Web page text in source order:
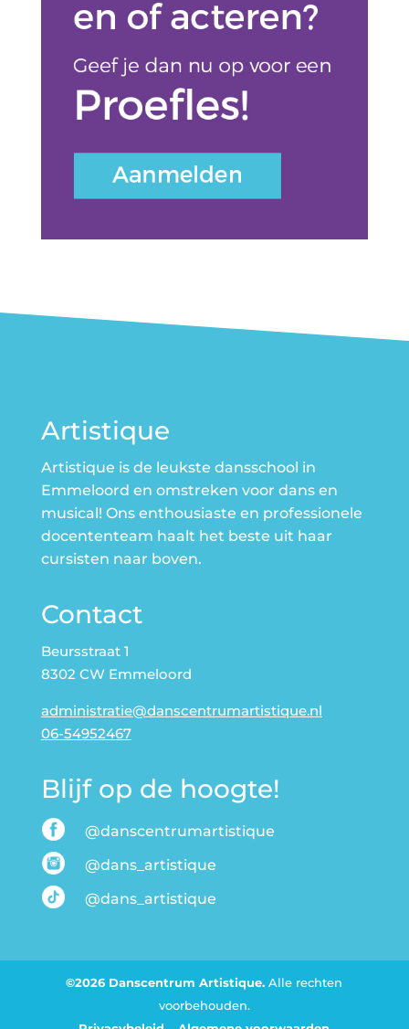
Artistique
Artistique is de leukste dansschool in
Emmeloord en omstreken voor dans en
musical! Ons enthousiaste en professionele
docententeam haalt het beste uit haar
cursisten naar boven.
Contact
Beursstraat 1
8302 CW Emmeloord
administratie@danscentrumartistique.nl
06-54952467
Blijf op de hoogte!
@danscentrumartistique
@dans_artistique
@dans_artistique
©2026 Danscentrum Artistique. Alle rechten
voorbehouden.